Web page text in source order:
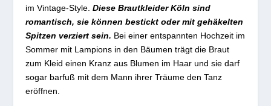
im Vintage-Style.Diese Brautkleider Köln sind
romantisch, sie können bestickt oder mit gehäkelten
Spitzen verziert sein. Bei einer entspannten Hochzeit im
Sommer mit Lampions in den Bäumen trägt die Braut
zum Kleid einen Kranz aus Blumen im Haar und sie darf
sogar barfuß mit dem Mann ihrer Träume den Tanz
eröffnen.